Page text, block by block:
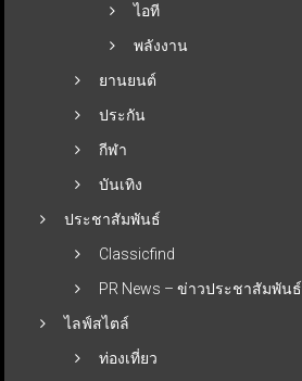
ไอที
พลังงาน
ยานยนต์
ประกัน
กีฬา
บันเทิง
ประชาสัมพันธ์
Classicfind
PR News – ข่าวประชาสัมพันธ์
ไลฟ์สไตล์
ท่องเที่ยว